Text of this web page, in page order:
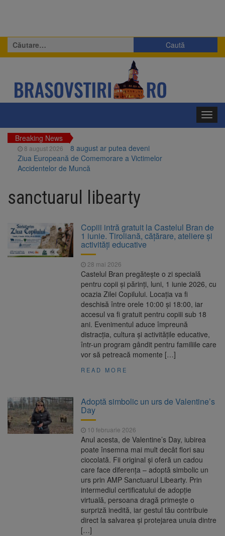
Caută
după:
Breaking News
8 august 2026
8 august ar putea deveni
Ziua Europeană de Comemorare a Victimelor
Accidentelor de Muncă
fostului complex Duplex 91, de lângă Piața
Star
Ungaria renunță la apelul
Nivelul Dunării a început să crească
8 august 2026
Asociația Română pentru
Iluminat cere reducerea luminii pe timpul
nopții, nu oprirea iluminatului public
Trafic blocat pe DN1E Brașov
– Poiana Brașov după un accident. Două
persoane primesc îngrijiri medicale
Se schimbă examenul de
medic specialist. Subiecte unice în toată țara,
aceeași oră și același barem
sanctuarul libearty
Copiii intră gratuit la Castelul Bran de
1 iunie. Tiroliană, cățărare, ateliere și
activități educative
28 mai 2026
Castelul Bran pregătește o zi specială
pentru copii și părinți, luni, 1 iunie 2026, cu
ocazia Zilei Copilului. Locația va fi
deschisă între orele 10:00 și 18:00, iar
accesul va fi gratuit pentru copiii sub 18
ani. Evenimentul aduce împreună
distracția, cultura și activitățile educative,
într-un program gândit pentru familiile care
vor să petreacă momente […]
READ MORE
Adoptă simbolic un urs de Valentine’s
Day
10 februarie 2026
Anul acesta, de Valentine’s Day, iubirea
poate însemna mai mult decât flori sau
ciocolată. Fii original și oferă un cadou
care face diferența – adoptă simbolic un
urs prin AMP Sanctuarul Libearty. Prin
intermediul certificatului de adopție
virtuală, persoana dragă primește o
surpriză inedită, iar gestul tău contribuie
direct la salvarea și protejarea unuia dintre
[…]